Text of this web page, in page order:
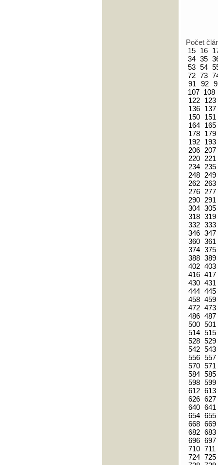
Počet
15 16
34 35
53 54
72 73
91
92
107 108
122
123
136
137
150
151
164
165
178
179
192
193
206 207
220
221
234
235
248
249
262
263
276
277
290
291
304 305
318 319
332 333
346 347
360 361
374 375
388 389
402 403
416 417
430 431
444 445
458 459
472 473
486 487
500 501
514 515
528 529
542 543
556 557
570 571
584 585
598 599
612 613
626 627
640 641
654 655
668 669
682 683
696 697
710 711
724 725